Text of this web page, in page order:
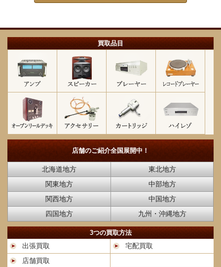
買取品目
店舗のご紹介全国展開中！
北海道地方
東北地方
関東地方
中部地方
関西地方
中国地方
四国地方
九州・沖縄地方
3つの買取方法
出張買取
宅配買取
店舗買取